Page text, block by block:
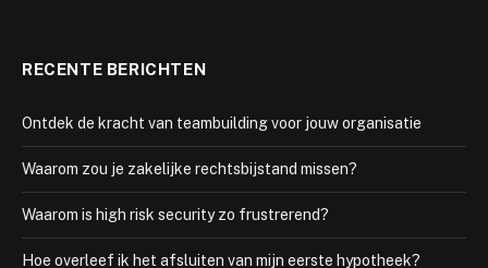
RECENTE BERICHTEN
Ontdek de kracht van teambuilding voor jouw organisatie
Waarom zou je zakelijke rechtsbijstand missen?
Waarom is high risk security zo frustrerend?
Hoe overleef ik het afsluiten van mijn eerste hypotheek?